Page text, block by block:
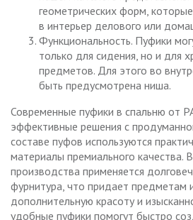
геометрических форм,
в интерьер делового или
Функциональность. Пуфики
только для сидения, но и для
предметов. Для этого во
быть предусмотрена ниша.
Современные пуфики в спальню от
эффективные решения с
составе пуфов используются
материалы премиального качества.
производства применяется
фурнитура, что придает предметам
дополнительную красоту и
удобные пуфики помогут быстро